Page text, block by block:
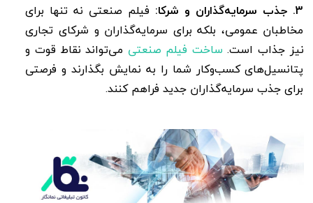
3. جذب سرمایه‌گذاران و شرکا:
فیلم صنعتی نه تنها برای
مخاطبان عمومی، بلکه برای سرمایه‌گذاران و شرکای تجاری
نیز جذاب است. ساخت فیلم صنعتی می‌تواند نقاط قوت و
پتانسیل‌های کسب‌وکار شما را به نمایش بگذارند و فرصتی
برای جذب سرمایه‌گذاران جدید فراهم کنند.